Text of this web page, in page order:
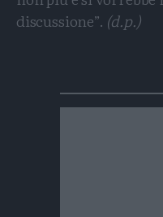
discussione”. (d.p.)